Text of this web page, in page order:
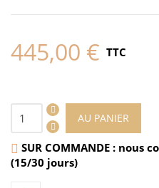
445,00 € TTC
AU PANIER
 SUR COMMANDE :
(15/30 jours)